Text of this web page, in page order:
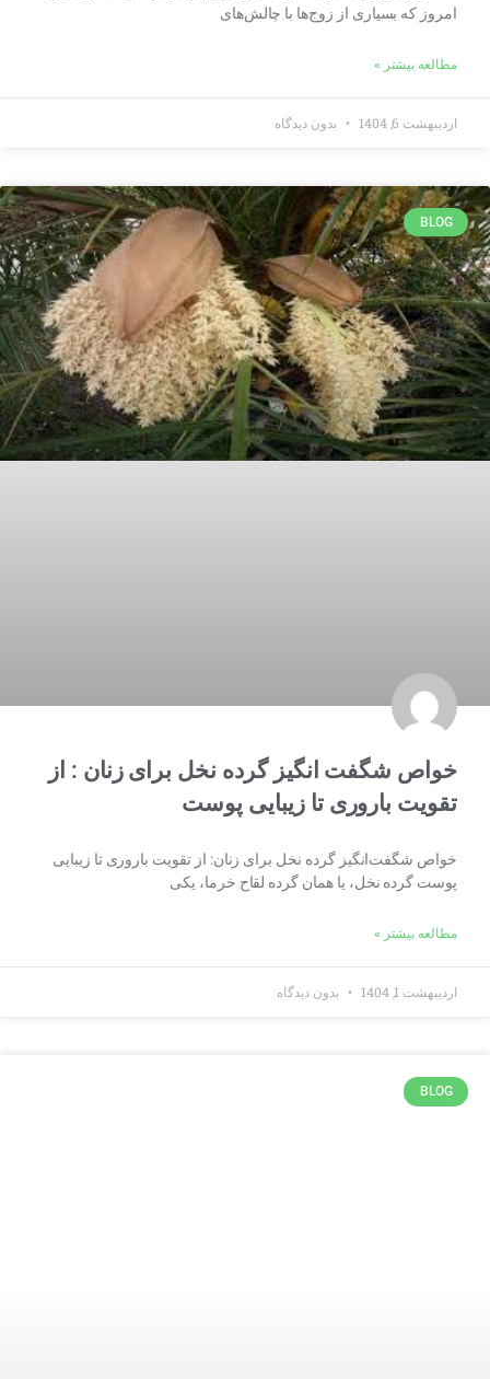
امروز که بسیاری از زوج‌ها با چالش‌های
مطالعه بیشتر »
اردیبهشت 6, 1404 بدون دیدگاه
BLOG
خواص شگفت انگیز گرده نخل برای زنان : از
تقویت باروری تا زیبایی پوست
خواص شگفت‌انگیز گرده نخل برای زنان: از تقویت باروری تا زیبایی
پوست گرده نخل، یا همان گرده لقاح خرما، یکی
مطالعه بیشتر »
اردیبهشت 1, 1404 بدون دیدگاه
BLOG